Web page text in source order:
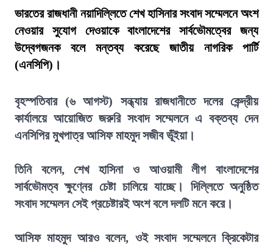
ভারতের রাজধানী নয়াদিল্লিতে শেখ হাসিনার সংবাদ সম্মেলনে অংশ
নেওয়ার সুযোগ দেওয়াকে বাংলাদেশের সার্বভৌমত্বের জন্য
উদ্বেগজনক বলে মন্তব্য করেছে জাতীয় নাগরিক পার্টি
(এনসিপি)।
বৃহস্পতিবার (৬ আগস্ট) সন্ধ্যায় রাজধানীতে দলের কেন্দ্রীয়
কার্যালয়ে আয়োজিত জরুরি সংবাদ সম্মেলনে এ বক্তব্য দেন
এনসিপির মুখপাত্র আসিফ মাহমুদ সজীব ভূঁইয়া।
তিনি বলেন, শেখ হাসিনা ও আওয়ামী লীগ বাংলাদেশের
সার্বভৌমত্ব ক্ষুণ্নের চেষ্টা চালিয়ে যাচ্ছে। দিল্লিতে অনুষ্ঠিত
সংবাদ সম্মেলন সেই প্রচেষ্টারই অংশ বলে দলটি মনে করে।
আসিফ মাহমুদ আরও বলেন, ওই সংবাদ সম্মেলনে ক্রিকেটার